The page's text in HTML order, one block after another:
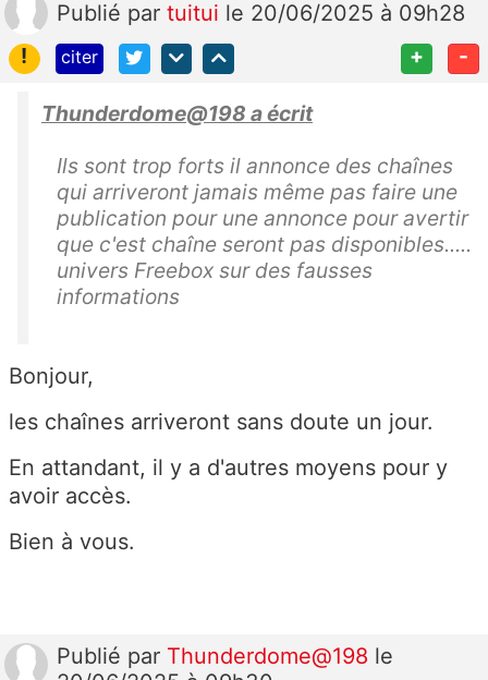
Publié par tuitui le 20/06/2025 à 09h28
!
citer + -
Thunderdome@198 a écrit
Ils sont trop forts il annonce des chaînes
qui arriveront jamais même pas faire une
publication pour une annonce pour avertir
que c'est chaîne seront pas disponibles.....
univers Freebox sur des fausses
informations
Bonjour,
les chaînes arriveront sans doute un jour.
En attandant, il y a d'autres moyens pour y
avoir accès.
Bien à vous.
Publié par Thunderdome@198 le